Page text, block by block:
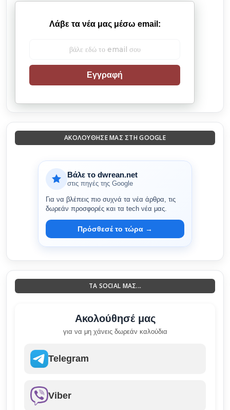
Λάβε τα νέα μας μέσω email:
Εγγραφή
ΑΚΟΛΟΎΘΗΣΈ ΜΑΣ ΣΤΗ GOOGLE
Βάλε το dwrean.net
στις πηγές της Google
Για να βλέπεις πιο συχνά τα νέα άρθρα, τις
δωρεάν προσφορές και τα tech νέα μας.
Πρόσθεσέ το τώρα →
ΤΑ SOCIAL ΜΑΣ...
Ακολούθησέ μας
για να μη χάνεις δωρεάν καλούδια
Telegram
Viber